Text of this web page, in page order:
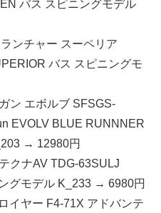
バス スピニングモデル
ンチャー スーペリア
バス スピニングモ
ン エボルブ SFSGS-
EVOLV BLUE RUNNNER
→ 12980円
クナAV TDG-63SULJ
グモデル K_233 → 6980円
イヤー F4-71X アドバンテ